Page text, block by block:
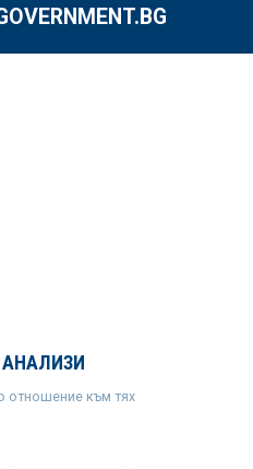
отношение към тях